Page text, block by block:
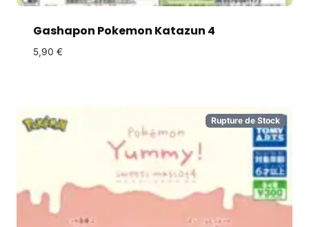
Gashapon Pokemon Katazun 4
5,90 €
Rupture de Stock